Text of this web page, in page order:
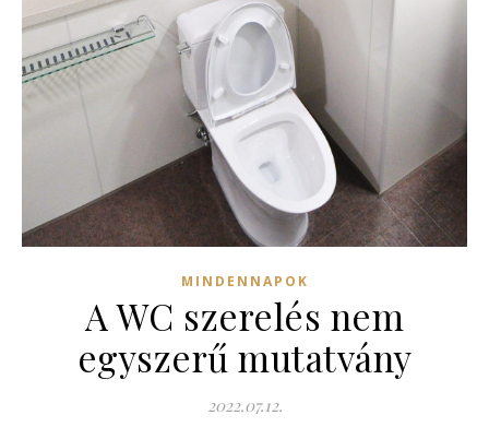
MINDENNAPOK
A WC szerelés nem
egyszerű mutatvány
2022.07.12.